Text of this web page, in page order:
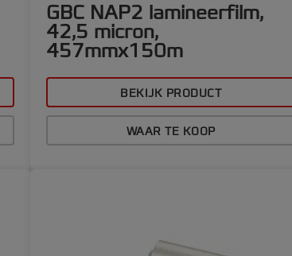
GBC NAP2 lamineerfilm,
42,5 micron,
457mmx150m
BEKIJK PRODUCT
WAAR TE KOOP